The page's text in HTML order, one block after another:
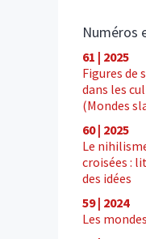
Numéros
61 | 2025
Figures de
dans les
(Mondes
60 | 2025
Le
croisées :
des idées
59 | 2024
Les